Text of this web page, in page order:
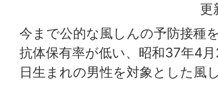
更
今まで公的な風しんの予防接種
抗体保有率が低い、昭和37年4
日生まれの男性を対象とした風